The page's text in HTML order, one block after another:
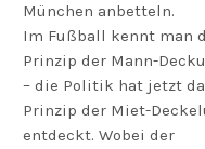
München anbetteln.
Im Fußball kennt man
Prinzip der Mann-
– die Politik hat jetzt
Prinzip der Miet-
entdeckt. Wobei der